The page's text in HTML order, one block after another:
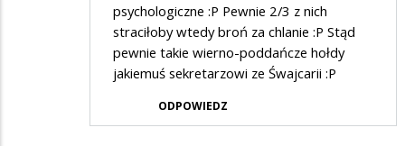
psychologiczne :P Pewnie 2/3 z nich
straciłoby wtedy broń za chlanie :P Stąd
pewnie takie wierno-poddańcze hołdy
jakiemuś sekretarzowi ze Śwajcarii :P
ODPOWIEDZ